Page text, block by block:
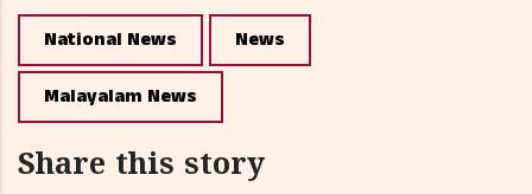
National News News
Malayalam News
Share this story